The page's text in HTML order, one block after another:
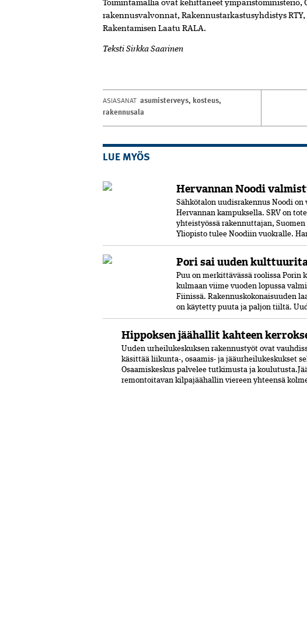
Toimintamallia ovat kehittäneet
rakennusvalvonnat, Rakennustarkastusyhdistys RTY,
Rakentamisen Laatu RALA.
Teksti Sirkka Saarinen
ASIASANAT asumisterveys, kosteus,
rakennusala
LUE MYÖS
Hervannan Noodi
Sähkötalon uudisrakennus Noodi
Hervannan kampuksella. SRV on
yhteistyössä rakennuttajan,
Yliopisto tulee Noodiin vuokralle.
Pori sai uuden
Puu on merkittävässä roolissa Porin
kulmaan viime vuoden lopussa
Fiinissä. Rakennuskokonaisuuden
on käytetty puuta ja paljon tiiltä.
Hippoksen jäähallit kahteen
Uuden urheilukeskuksen rakennustyöt ovat
käsittää liikunta-, osaamis- ja jääurheilukeskukset
Osaamiskeskus palvelee tutkimusta ja
remontoitavan kilpajäähallin viereen yhteensä